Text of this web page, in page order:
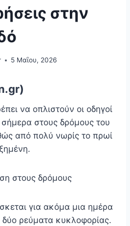
στην
5 Μαΐου, 2026
να οπλιστούν οι οδηγοί
σήμερα στους δρόμους του
από πολύ νωρίς το πρωί
στους δρόμους
για ακόμα μια ημέρα
δύο ρεύματα κυκλοφορίας.